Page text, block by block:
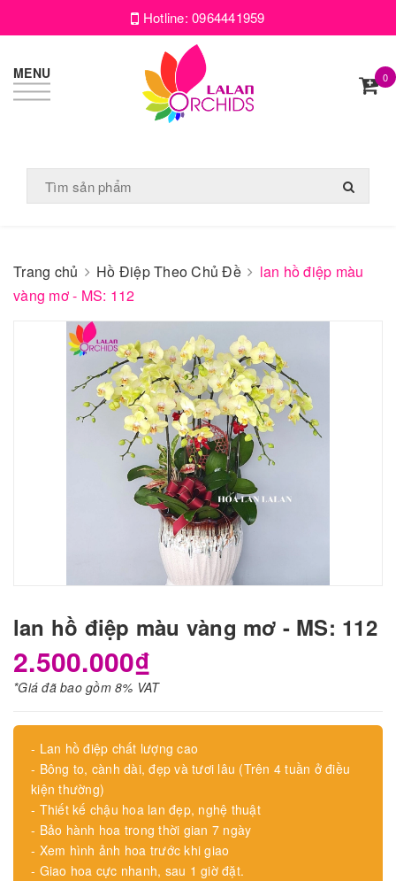
Hotline:0964441959
MENU 0
Trang chủ Hồ Điệp Theo Chủ Đề
lan hồ điệp màu
vàng mơ - MS: 112
lan hồ điệp màu vàng mơ - MS: 112
2.500.000₫
*Giá đã bao gồm 8% VAT
- Lan hồ điệp chất lượng cao
- Bông to, cành dài, đẹp và tươi lâu (Trên 4 tuần ở điều
kiện thường)
- Thiết kế chậu hoa lan đẹp, nghệ thuật
- Bảo hành hoa trong thời gian 7 ngày
- Xem hình ảnh hoa trước khi giao
- Giao hoa cực nhanh, sau 1 giờ đặt.